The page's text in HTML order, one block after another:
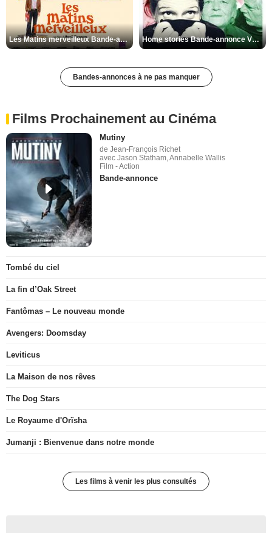
Les Matins merveilleux Bande-annonce VF Home stories Bande-annonce VO STFR
Bandes-annonces à ne pas manquer
Films Prochainement au Cinéma
Mutiny
de Jean-François Richet
avec Jason Statham, Annabelle Wallis
Film - Action
Bande-annonce
Tombé du ciel
La fin d’Oak Street
Fantômas – Le nouveau monde
Avengers: Doomsday
Leviticus
La Maison de nos rêves
The Dog Stars
Le Royaume d'Orïsha
Jumanji : Bienvenue dans notre monde
Les films à venir les plus consultés